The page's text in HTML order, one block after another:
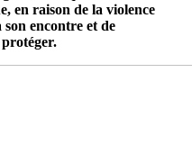
en raison de la violence
encontre et de